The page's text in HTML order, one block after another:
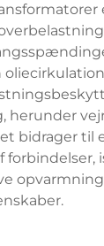
herunder
bidrager til